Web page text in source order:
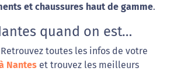
et chaussures haut de gamme.
quand on est…
toutes les infos de votre
Nantes et trouvez les meilleurs